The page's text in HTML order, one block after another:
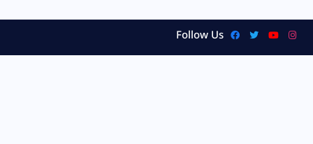
Follow Us